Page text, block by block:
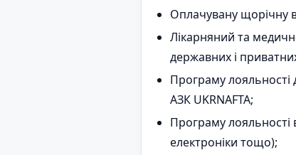
Оплачувану щорічну
Лікарняний та
державних і
Програму лояльності
АЗК UKRNAFTA;
Програму лояльності
електроніки тощо);